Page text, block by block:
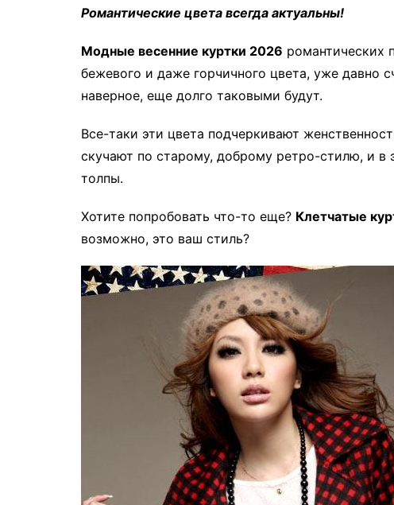
Романтические цвета всегда актуальны!
Модные весенние куртки 2026 романтических
бежевого и даже горчичного цвета, уже
наверное, еще долго таковыми будут.
Все-таки эти цвета подчеркивают
скучают по старому, доброму ретро-стилю, и в
толпы.
Хотите попробовать что-то еще? Клетчатые
возможно, это ваш стиль?